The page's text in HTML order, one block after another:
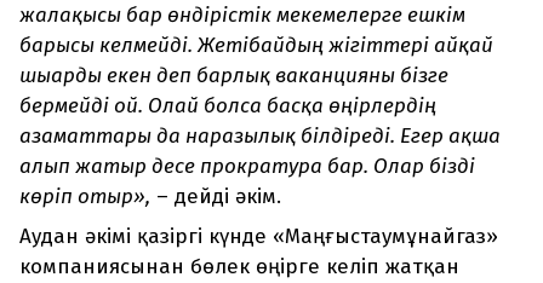
жалақысы бар өндірістік мекемелерге ешкім
барғысы келмейді. Жетібайдың жігіттері айқай
шығарды екен деп барлық ваканцияны бізге
бермейді ғой. Олай болса басқа өңірлердің
азаматтары да наразылық білдіреді. Егер ақша
алып жатыр десе прократура бар. Олар бізді
көріп отыр», – дейді әкім.
Аудан әкімі қазіргі күнде «Маңғыстаумұнайгаз»
компаниясынан бөлек өңірге келіп жатқан